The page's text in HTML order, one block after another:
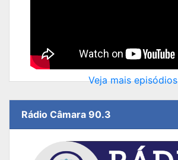
Veja mais episódios
Rádio Câmara 90.3